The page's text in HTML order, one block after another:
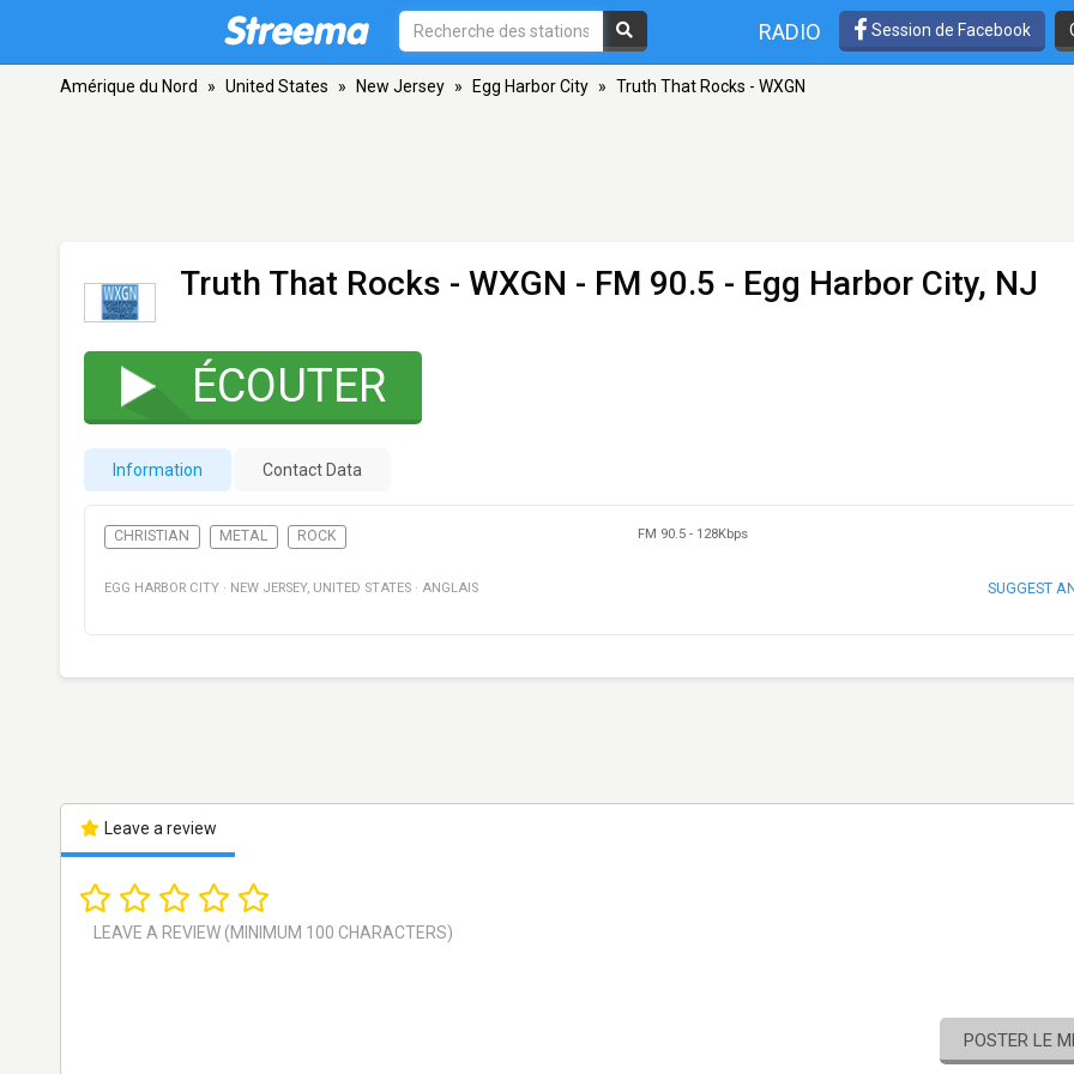
RADIO Session de Facebook
Amérique du Nord » United States » New Jersey » Egg Harbor City » Truth That Rocks - WXGN
Truth That Rocks - WXGN - FM 90.5 - Egg Harbor City, NJ
ÉCOUTER
Information Contact Data
CHRISTIAN METAL ROCK FM 90.5 - 128Kbps
EGG HARBOR CITY · NEW JERSEY, UNITED STATES · ANGLAIS SUGGEST
Leave a review
POSTER LE